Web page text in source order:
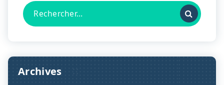
Recherche
pour :
Archives